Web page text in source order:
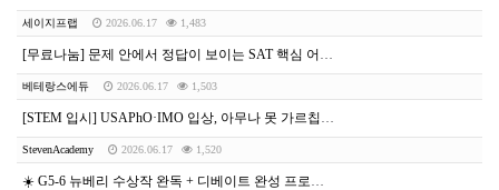
세이지프랩 2026.06.17 1,483
[무료나눔] 문제 안에서 정답이 보이는 SAT 핵심 어휘 100개 (2탄)
베테랑스에듀 2026.06.17 1,503
[STEM 입시] USAPhO·IMO 입상, 아무나 못 가르칩니다.
StevenAcademy 2026.06.17 1,520
☀️ G5-6 뉴베리 수상작 완독 + 디베이트 완성 프로젝트